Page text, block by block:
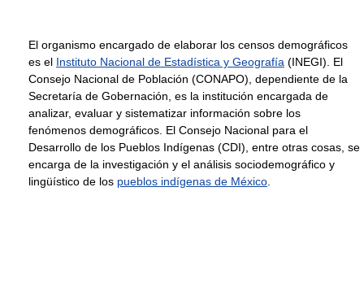
El organismo encargado de elaborar los censos demográficos
es el Instituto Nacional de Estadística y Geografía (INEGI). El
Consejo Nacional de Población (CONAPO), dependiente de la
Secretaría de Gobernación, es la institución encargada de
analizar, evaluar y sistematizar información sobre los
fenómenos demográficos. El Consejo Nacional para el
Desarrollo de los Pueblos Indígenas (CDI), entre otras cosas, se
encarga de la investigación y el análisis sociodemográfico y
lingüístico de los pueblos indígenas de México